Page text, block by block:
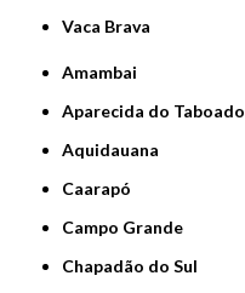
Vaca Brava
Amambai
Aparecida do Taboado
Aquidauana
Caarapó
Campo Grande
Chapadão do Sul